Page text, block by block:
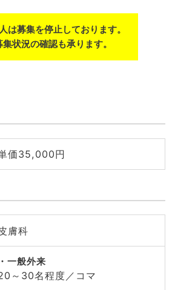
は募集を停止しております。
状況の確認も承ります。
価35,000円
膚科
一般外来
～30名程度／コマ